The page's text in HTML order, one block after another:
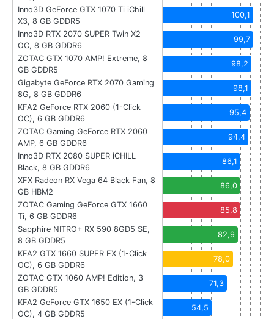
Inno3D GeForce GTX 1070 Ti iChill
X3, 8 GB GDDR5
100,1
Inno3D RTX 2070 SUPER Twin X2
OC, 8 GB GDDR6
99,7
ZOTAC GTX 1070 AMP! Extreme, 8
GB GDDR5
98,2
Gigabyte GeForce RTX 2070 Gaming
8G, 8 GB GDDR6
98,1
KFA2 GeForce RTX 2060 (1-Click
OC), 6 GB GDDR6
95,4
ZOTAC Gaming GeForce RTX 2060
AMP, 6 GB GDDR6
94,4
Inno3D RTX 2080 SUPER iCHILL
Black, 8 GB GDDR6
86,1
XFX Radeon RX Vega 64 Black Fan, 8
GB HBM2
86,0
ZOTAC Gaming GeForce GTX 1660
Ti, 6 GB GDDR6
85,8
Sapphire NITRO+ RX 590 8GD5 SE,
8 GB GDDR5
82,9
KFA2 GTX 1660 SUPER EX (1-Click
OC), 6 GB GDDR6
78,0
ZOTAC GTX 1060 AMP! Edition, 3
GB GDDR5
71,3
KFA2 GeForce GTX 1650 EX (1-Click
OC), 4 GB GDDR5
54,5